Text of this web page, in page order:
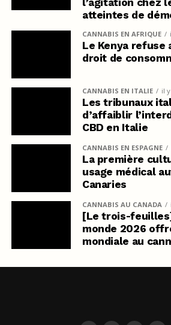
atteintes de
CANNABIS EN AFRIQUE
Le Kenya refuse
droit de
CANNABIS EN ITALIE il
Les tribunaux
d’affaiblir
CBD en Italie
CANNABIS EN ESPAGNE
La première
usage médical
Canaries
CANNABIS AU CANADA
[Le trois-
monde 2026
mondiale au